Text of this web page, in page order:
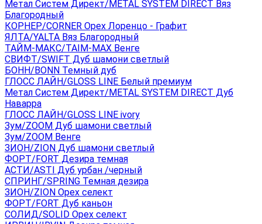
Метал Систем Директ/METAL SYSTEM DIRECT Вяз
Благородный
КОРНЕР/CORNER Орех Лоренцо - Графит
ЯЛТА/YALTA Вяз Благородный
ТАЙМ-МАКС/TAIM-MAX Венге
СВИФТ/SWIFT Дуб шамони светлый
БОНН/BONN Темный дуб
ГЛОСС ЛАЙН/GLOSS LINE Белый премиум
Метал Систем Директ/METAL SYSTEM DIRECT Дуб
Наварра
ГЛОСС ЛАЙН/GLOSS LINE ivory
Зум/ZOOM Дуб шамони светлый
Зум/ZOOM Венге
ЗИОН/ZION Дуб шамони светлый
ФОРТ/FORT Дезира темная
АСТИ/ASTI Дуб урбан /черный
СПРИНГ/SPRING Темная дезира
ЗИОН/ZION Орех селект
ФОРТ/FORT Дуб каньон
СОЛИД/SOLID Орех селект